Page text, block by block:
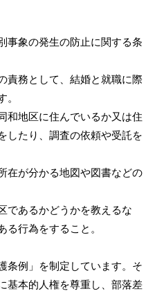
事象の発生の防止に関する条
責務として、結婚と就職に際
。
和地区に住んでいるか又は住
したり、調査の依頼や受託を
在が分かる地図や図書などの
であるかどうかを教えるな
る行為をすること。
条例」を制定しています。そ
基本的人権を尊重し、部落差